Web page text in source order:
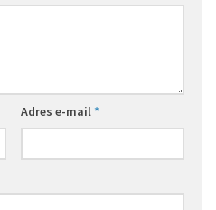
Adres e-mail*